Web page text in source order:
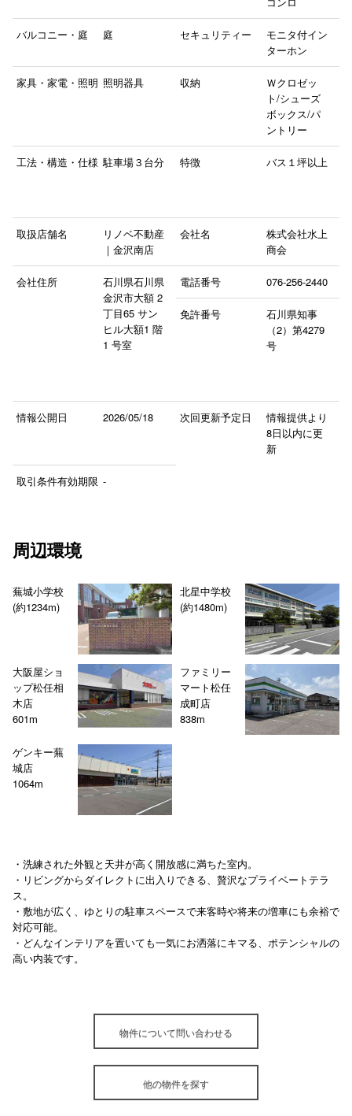
バルコニー・庭 庭 セキュリティー
モニタ付イン
ターホン
家具・家電・照明 照明器具 収納
Ｗクロゼッ
ト/シューズ
ボックス/パ
ントリー
工法・構造・仕様 駐車場３台分 特徴 バス１坪以上
取扱店舗名
リノベ不動産
｜金沢南店
会社名
株式会社水上
商会
会社住所
石川県石川県
金沢市大額 2
丁目65 サン
ヒル大額1 階
1 号室
電話番号 076-256-2440
免許番号
石川県知事
（2）第4279
号
情報公開日 2026/05/18 次回更新予定日
情報提供より
8日以内に更
新
取引条件有効期限 -
周辺環境
蕪城小学校
(約1234m)
北星中学校
(約1480m)
大阪屋ショ
ップ松任相
木店
601m
ファミリー
マート松任
成町店
838m
ゲンキー蕪
城店
1064m
・洗練された外観と天井が高く開放感に満ちた室内。
・リビングからダイレクトに出入りできる、贅沢なプライベートテラ
ス。
・敷地が広く、ゆとりの駐車スペースで来客時や将来の増車にも余裕で
対応可能。
・どんなインテリアを置いても一気にお洒落にキマる、ポテンシャルの
高い内装です。
物件について問い合わせる
他の物件を探す